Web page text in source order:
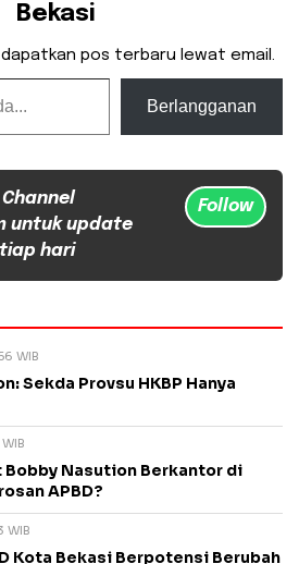
Bekasi
pos terbaru lewat email.
Berlangganan
untuk update
hari
Follow
WIB
Sekda Provsu HKBP Hanya
Bobby Nasution Berkantor di
APBD?
WIB
Kota Bekasi Berpotensi Berubah